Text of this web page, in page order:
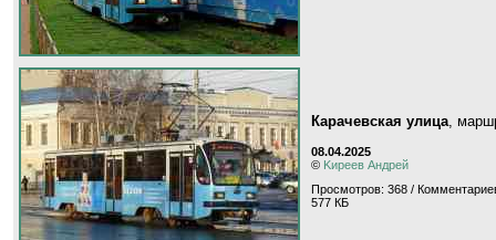
Карачевская улица,
08.04.2025
© Kиpeeв Aндpeй
Просмотров: 368 /
577 КБ